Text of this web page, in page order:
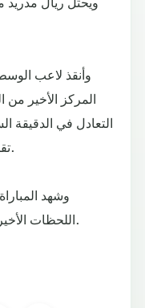
وأنقذ لاعب
المركز الأخير من
التعادل في الدقيقة
تقدم الكندي سيل لاران لبلد الوليد (4).
وشهد
اللحظات الأخيرة لكل من ميسا والكاميروني هونغلا.